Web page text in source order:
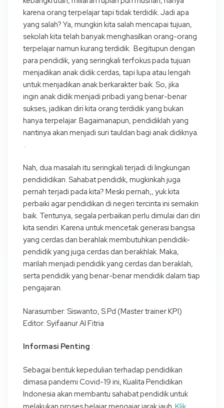
karena orang terpelajar tapi tidak terdidik. Jadi apa
yang salah? Ya, mungkin kita salah mencapai tujuan,
sekolah kita telah banyak menghasilkan orang-orang
terpelajar namun kurang terdidik. Begitupun dengan
para pendidik, yang seringkali terfokus pada tujuan
menjadikan anak didik cerdas, tapi lupa atau lengah
untuk menjadikan anak berkarakter baik. So, jika
ingin anak didik menjadi pribadi yang benar-benar
sukses, jadikan diri kita orang terdidik yang bukan
hanya terpelajar. Bagaimanapun, pendidiklah yang
nantinya akan menjadi suri tauldan bagi anak didiknya.
.
Nah, dua masalah itu seringkali terjadi di lingkungan
pendididikan. Sahabat pendidik, mugkinkah juga
pernah terjadi pada kita? Meski pernah,, yuk kita
perbaiki agar pendidikan di negeri tercinta ini semakin
baik. Tentunya, segala perbaikan perlu dimulai dari diri
kita sendiri. Karena untuk mencetak generasi bangsa
yang cerdas dan berahlak membutuhkan pendidik-
pendidik yang juga cerdas dan berakhlak. Maka,
marilah menjadi pendidik yang cerdas dan beraklah,
serta pendidik yang benar-benar mendidik dalam tiap
pengajaran.
Narasumber: Siswanto, S.Pd (Master trainer KPI)
Editor: Syifaanur Al Fitria
Informasi Penting :
Sebagai bentuk kepedulian terhadap pendidikan
dimasa pandemi Covid-19 ini, Kualita Pendidikan
Indonesia akan membantu sahabat pendidik untuk
Klik